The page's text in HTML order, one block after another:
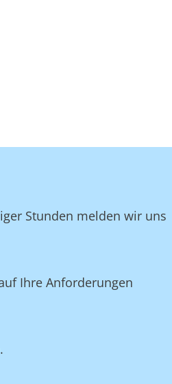
Stunden melden wir uns
Ihre Anforderungen